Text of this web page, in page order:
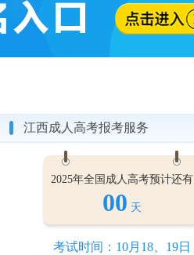
江西成人高考报考服务
2025年全国成人高考预计还有
00 天
考试时间：10月18、19日